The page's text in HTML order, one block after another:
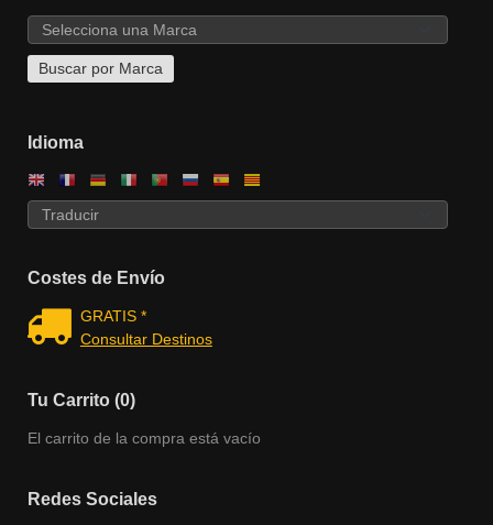
Idioma
Costes de Envío
GRATIS *
Consultar Destinos
Tu Carrito (0)
El carrito de la compra está vacío
Redes Sociales